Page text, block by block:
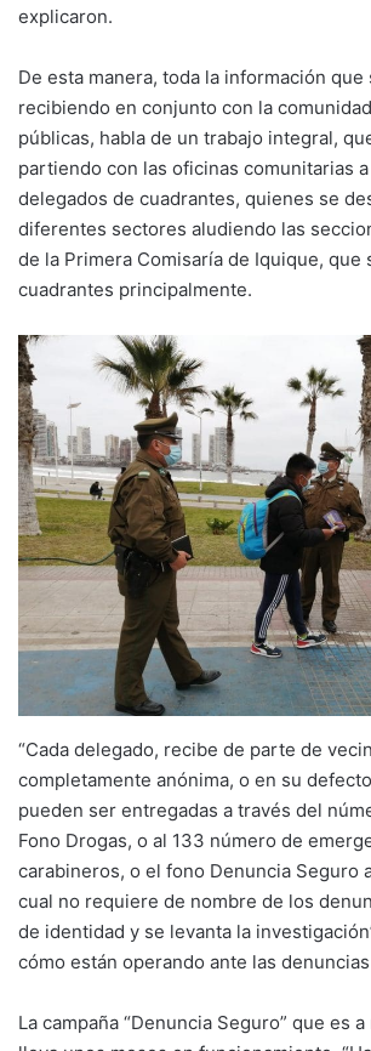
explicaron.
De esta manera, toda la información que
recibiendo en conjunto con la
públicas, habla de un trabajo integral,
partiendo con las oficinas comunitarias
delegados de cuadrantes, quienes se
diferentes sectores aludiendo las
de la Primera Comisaría de Iquique, que
cuadrantes principalmente.
“Cada delegado, recibe de parte de
completamente anónima, o en su
pueden ser entregadas a través del
Fono Drogas, o al 133 número de
carabineros, o el fono Denuncia Seguro
cual no requiere de nombre de los
de identidad y se levanta la
cómo están operando ante las
La campaña “Denuncia Seguro” que es